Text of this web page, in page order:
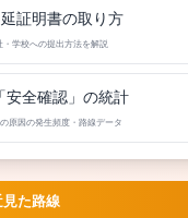
証明書の取り方
・学校への提出方法を解説
安全確認」の統計
原因の発生頻度・路線データ
た路線